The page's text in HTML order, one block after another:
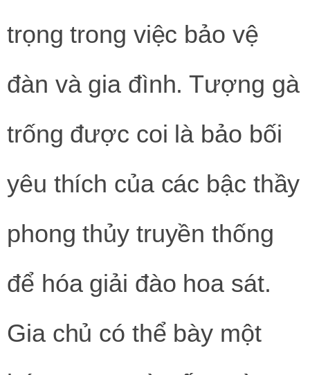
trọng trong việc bảo vệ
đàn và gia đình. Tượng gà
trống được coi là bảo bối
yêu thích của các bậc thầy
phong thủy truyền thống
để hóa giải đào hoa sát.
Gia chủ có thể bày một